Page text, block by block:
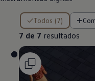
Todos (7)
7 de 7 resultados
7 de 7 resultados